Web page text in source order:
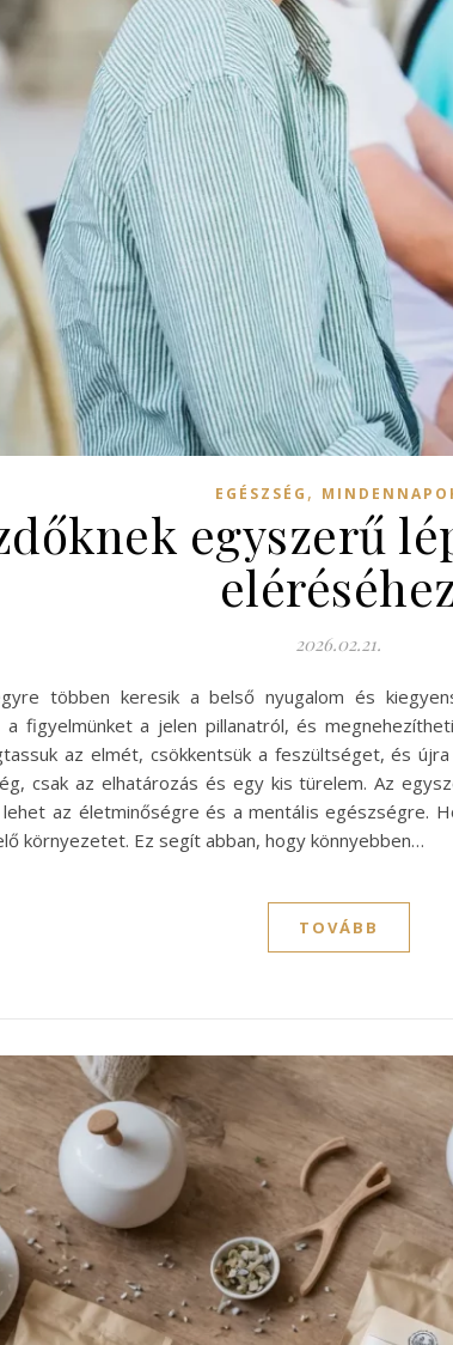
EGÉSZSÉG ,
egyszerű
2026.02.21.
többen keresik a belső nyugalom és
figyelmünket a jelen pillanatról, és
az elmét, csökkentsük a feszültséget, és
csak az elhatározás és egy kis türelem. Az
az életminőségre és a mentális egészségre.
környezetet. Ez segít abban, hogy könnyebben…
TOVÁBB